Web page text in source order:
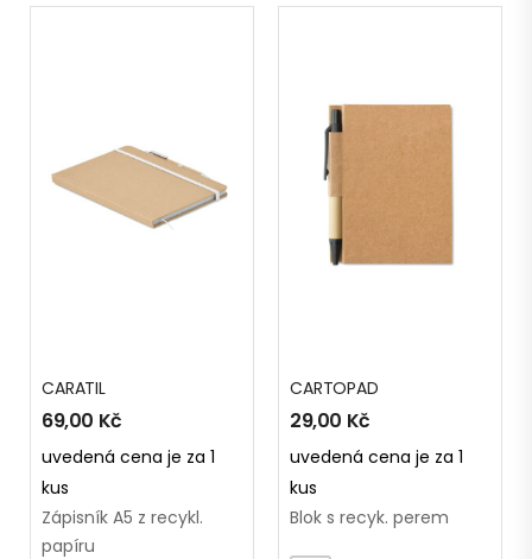
CARATIL
69,00 Kč
uvedená cena je za 1
kus
Zápisník A5 z recykl.
papíru
CARTOPAD
29,00 Kč
uvedená cena je za 1
kus
Blok s recyk. perem